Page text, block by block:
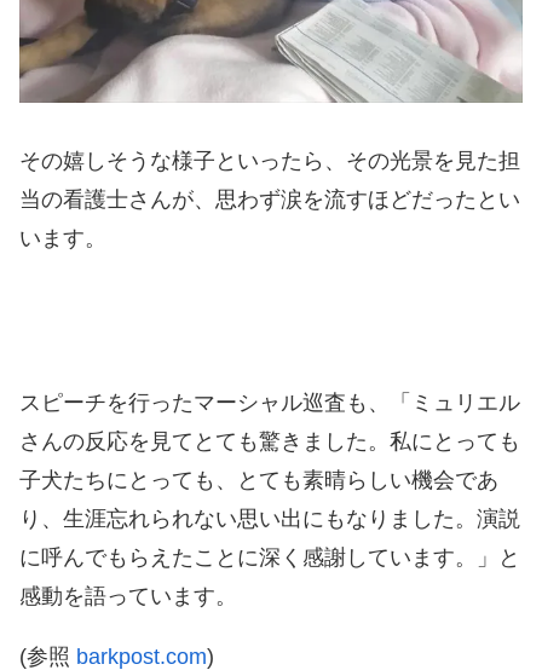
その嬉しそうな様子といったら、その光景を見た担
当の看護士さんが、思わず涙を流すほどだったとい
います。
スピーチを行ったマーシャル巡査も、「ミュリエル
さんの反応を見てとても驚きました。私にとっても
子犬たちにとっても、とても素晴らしい機会であ
り、生涯忘れられない思い出にもなりました。演説
に呼んでもらえたことに深く感謝しています。」と
感動を語っています。
(参照 barkpost.com)